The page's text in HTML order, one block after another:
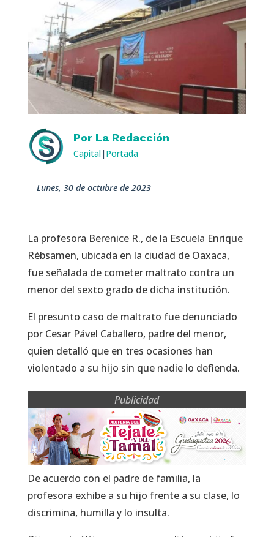
Por La Redacción
Capital| Portada
lunes, 30 de octubre de 2023
La profesora Berenice R., de la Escuela Enrique
Rébsamen, ubicada en la ciudad de Oaxaca,
fue señalada de cometer maltrato contra un
menor del sexto grado de dicha institución.
El presunto caso de maltrato fue denunciado
por Cesar Pável Caballero, padre del menor,
quien detalló que en tres ocasiones han
violentado a su hijo sin que nadie lo defienda.
Publicidad
De acuerdo con el padre de familia, la
profesora exhibe a su hijo frente a su clase, lo
discrimina, humilla y lo insulta.